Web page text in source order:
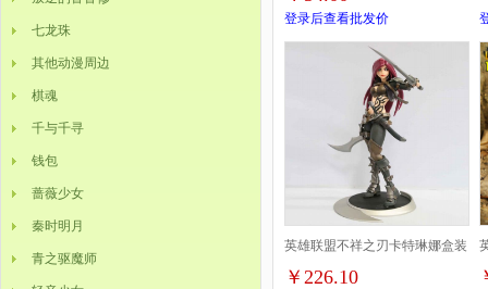
七龙珠
其他动漫周边
棋魂
千与千寻
钱包
蔷薇少女
秦时明月
青之驱魔师
登录后查看批发价
英雄联盟不祥之刃卡特琳娜盒装
公仔手办高25CM
￥226.10